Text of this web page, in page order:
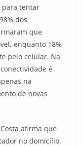
para tentar
dos
que
enquanto 18%
pelo celular. Na
é
na
de novas
afirma que
no domicílio,